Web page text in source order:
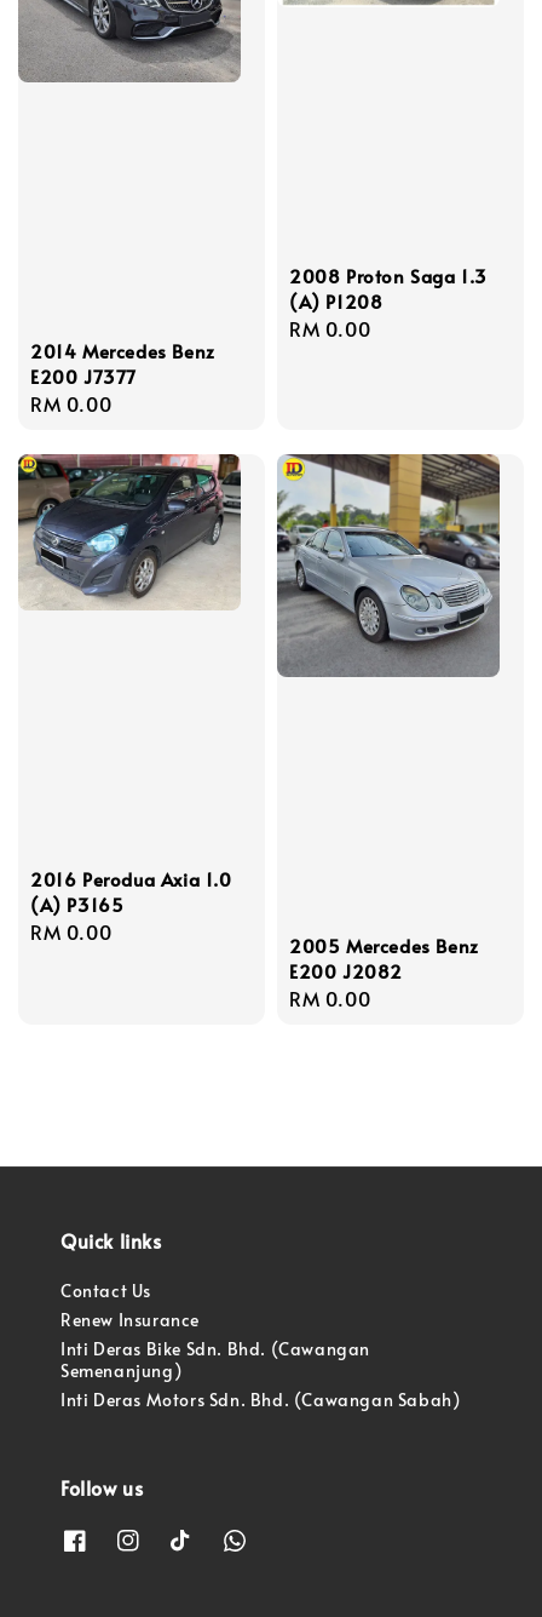
2014 Mercedes Benz
E200 J7377
Regular
RM 0.00
2008 Proton Saga 1.3
(A) P1208
Regular
RM 0.00
2016 Perodua Axia 1.0
(A) P3165
Regular
RM 0.00
2005 Mercedes Benz
E200 J2082
Regular
RM 0.00
Quick links
Contact Us
Renew Insurance
Inti Deras Bike Sdn. Bhd. (Cawangan
Semenanjung)
Inti Deras Motors Sdn. Bhd. (Cawangan Sabah)
Follow us